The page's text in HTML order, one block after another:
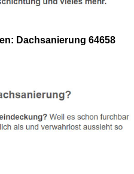
Dachsanierung 64658